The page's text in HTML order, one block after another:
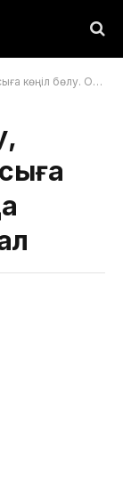
орындайтын 10 амал